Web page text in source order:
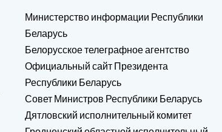
Министерство информации Республики
Беларусь
Белорусское телеграфное агентство
Официальный сайт Президента
Республики Беларусь
Совет Министров Республики Беларусь
Дятловский исполнительный комитет